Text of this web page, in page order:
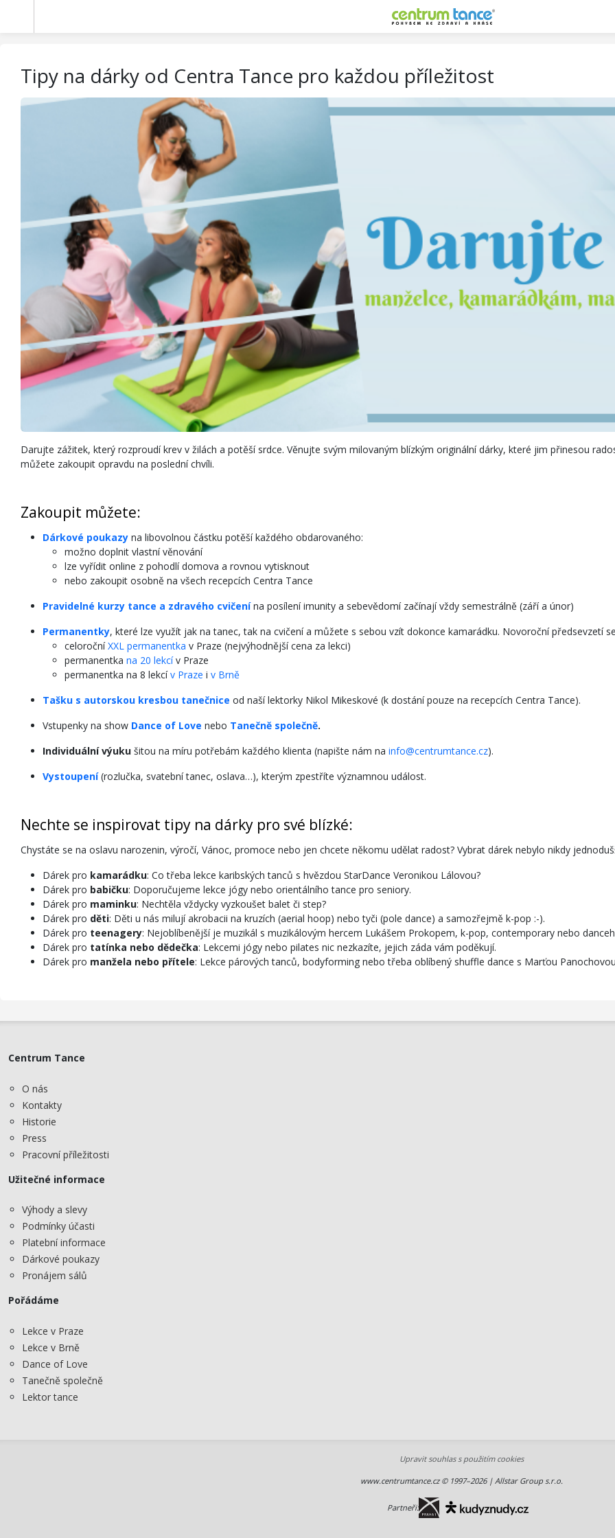
Tipy na dárky od Centra Tance pro každou příležitost
Darujte zážitek, který rozproudí krev v žilách a potěší srdce. Věnujte svým milovaným blízkým originální dárky, které jim přinesou
můžete zakoupit opravdu na poslední chvíli.
Zakoupit můžete:
Dárkové poukazy na libovolnou částku potěší každého obdarovaného:
možno doplnit vlastní věnování
lze vyřídit online z pohodlí domova a rovnou vytisknout
nebo zakoupit osobně na všech recepcích Centra Tance
Pravidelné kurzy tance a zdravého cvičenína posílení imunity a sebevědomí začínají vždy semestrálně (září a únor)
Permanentky, které lze využít jak na tanec, tak na cvičení a můžete s sebou vzít dokonce kamarádku. Novoroční předsevzetí
celoročníXXL permanentka v Praze (nejvýhodnější cena za lekci)
permanentka na 20 lekcív Praze
permanentka na 8 lekcív Praze i v Brně
Tašku s autorskou kresbou tanečnice od naší lektorky Nikol Mikeskové (k dostání pouze na recepcích Centra Tance).
Vstupenky na show Dance of Love nebo Tanečně společně.
Individuální výuku šitou na míru potřebám každého klienta (napište nám na info@centrumtance.cz).
Vystoupení (rozlučka, svatební tanec, oslava…), kterým zpestříte významnou událost.
Nechte se inspirovat tipy na dárky pro své blízké:
Chystáte se na oslavu narozenin, výročí, Vánoc, promoce nebo jen chcete někomu udělat radost? Vybrat dárek nebylo nikdy
Dárek pro kamarádku: Co třeba lekce karibských tanců s hvězdou StarDance Veronikou Lálovou?
Dárek pro babičku: Doporučujeme lekce jógy nebo orientálního tance pro seniory.
Dárek pro maminku: Nechtěla vždycky vyzkoušet balet či step?
Dárek pro děti: Děti u nás milují akrobacii na kruzích (aerial hoop) nebo tyči (pole dance) a samozřejmě k-pop :-).
Dárek pro teenagery: Nejoblíbenější je muzikál s muzikálovým hercem Lukášem Prokopem, k-pop, contemporary nebo
Dárek pro tatínka nebo dědečka: Lekcemi jógy nebo pilates nic nezkazíte, jejich záda vám poděkují.
Dárek pro manžela nebo přítele: Lekce párových tanců, bodyforming nebo třeba oblíbený shuffle dance s Marťou
Centrum Tance
O nás
Kontakty
Historie
Press
Pracovní příležitosti
Užitečné informace
Výhody a slevy
Podmínky účasti
Platební informace
Dárkové poukazy
Pronájem sálů
Pořádáme
Lekce v Praze
Lekce v Brně
Dance of Love
Tanečně společně
Lektor tance
Upravit souhlas s použitím cookies
www.centrumtance.cz © 1997–2026 | Allstar Group s.r.o.
Partneři: